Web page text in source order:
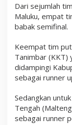
Dari sejumlah
Maluku, empat
babak semifinal.
Keempat tim
Tanimbar (KKT)
didampingi
sebagai runner
Sedangkan
Tengah
sebagai runner